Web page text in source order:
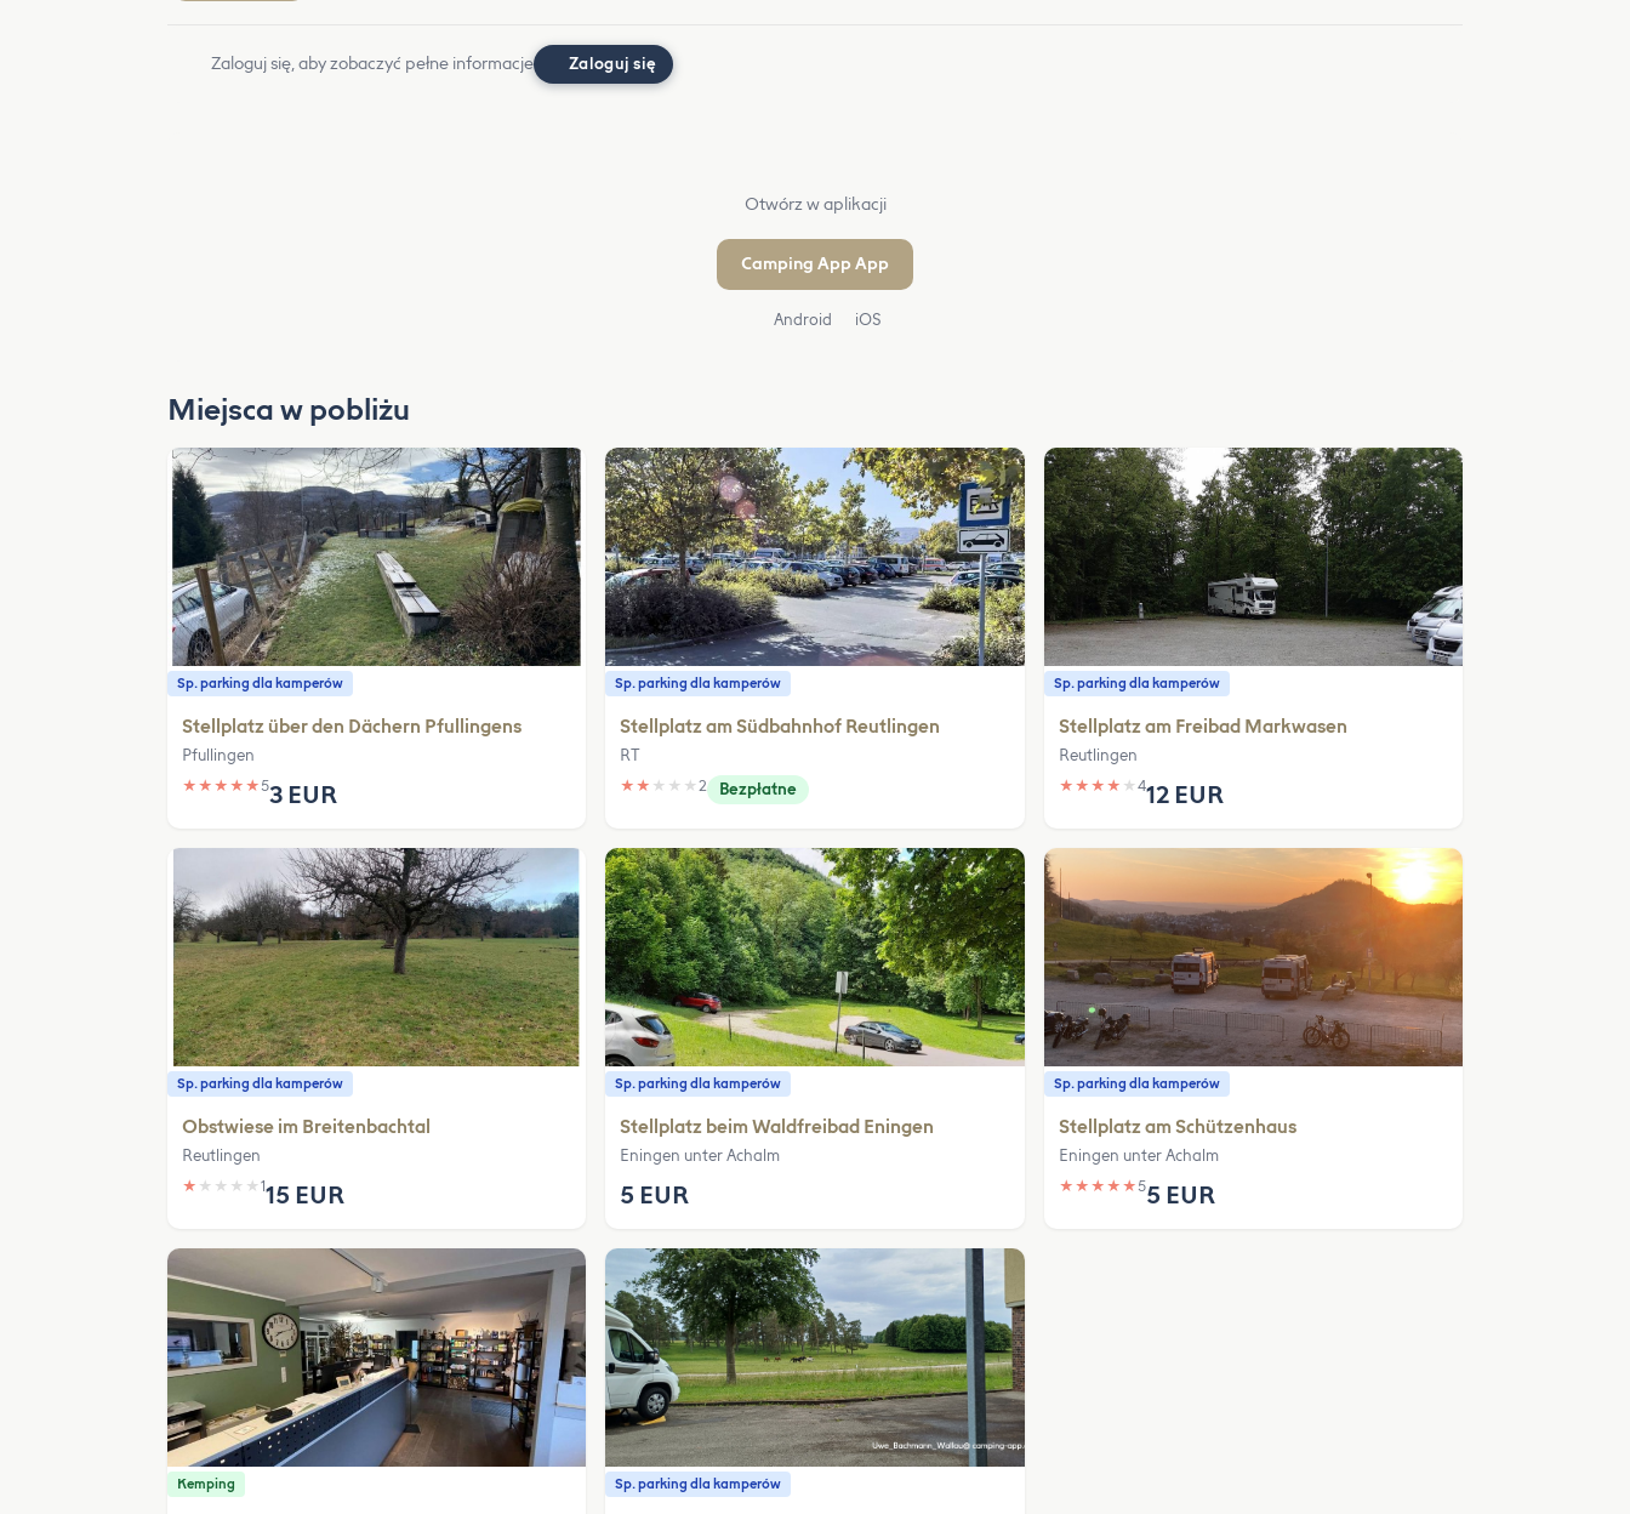
Zaloguj się, aby zobaczyć pełne informacje Zaloguj się
Otwórz w aplikacji
Camping App App
Android iOS
Miejsca w pobliżu
Sp. parking dla kamperów
Stellplatz über den Dächern Pfullingens
Pfullingen
★ ★ ★ ★ ★53 EUR
Sp. parking dla kamperów
Stellplatz am Südbahnhof Reutlingen
RT
★ ★ ★ ★ ★2 Bezpłatne
Sp. parking dla kamperów
Stellplatz am Freibad Markwasen
Reutlingen
★ ★ ★ ★ ★ 412 EUR
Sp. parking dla kamperów
Obstwiese im Breitenbachtal
Reutlingen
★ ★ ★ ★ ★ 115 EUR
Sp. parking dla kamperów
Stellplatz beim Waldfreibad Eningen
Eningen unter Achalm
5 EUR
Sp. parking dla kamperów
Stellplatz am Schützenhaus
Eningen unter Achalm
★ ★ ★ ★ ★55 EUR
Kemping Sp. parking dla kamperów